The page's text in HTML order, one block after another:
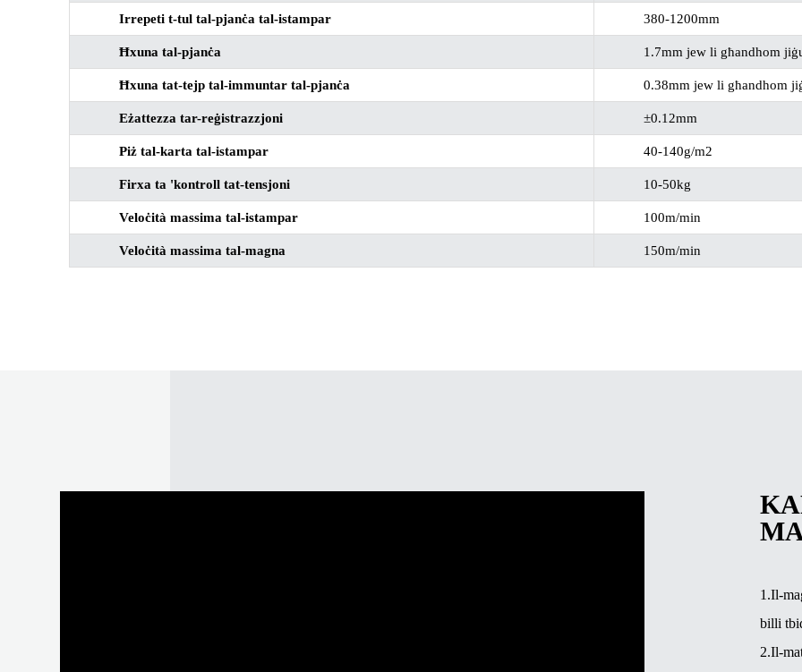
Irrepeti t-tul tal-pjanċa tal-istampar 380-1200mm
Ħxuna tal-pjanċa 1.7mm jew li għandhom
Ħxuna tat-tejp tal-immuntar tal-pjanċa 0.38mm jew li għandhom
Eżattezza tar-reġistrazzjoni ±0.12mm
Piż tal-karta tal-istampar 40-140g/m2
Firxa ta 'kontroll tat-tensjoni 10-50kg
Veloċità massima tal-istampar 100m/min
Veloċità massima tal-magna 150m/min
1.Il-
billi
2.Il-